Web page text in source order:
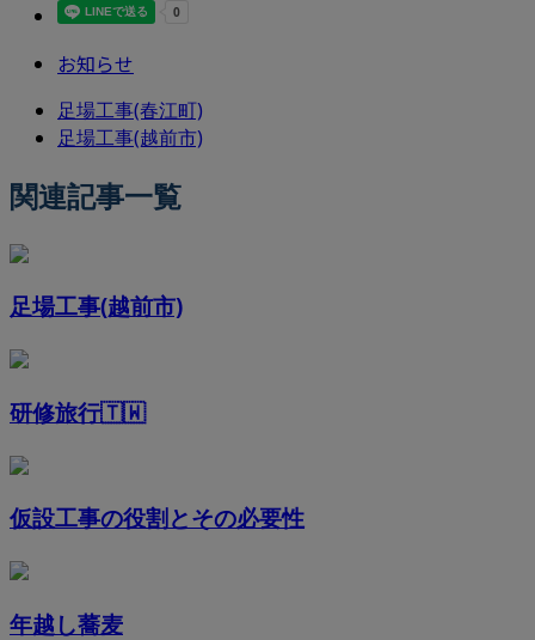
お知らせ
足場工事(春江町)
足場工事(越前市)
関連記事一覧
足場工事(越前市)
研修旅行🇹🇼
仮設工事の役割とその必要性
年越し蕎麦